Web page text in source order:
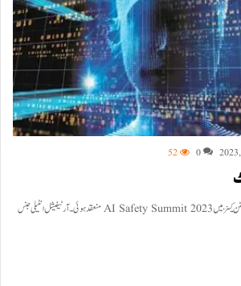
0
52
تنویر زمان خان گزشتہ ہفتے انگلینڈ کے شہرملٹن کینز میں AI Safety Summit 2023 منعقد ہوئی۔ آرٹیفیشل انٹیلی جنس